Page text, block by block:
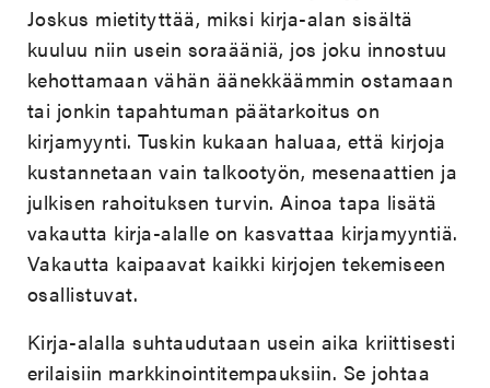
Joskus mietityttää, miksi kirja-alan sisältä
kuuluu niin usein soraääniä, jos joku innostuu
kehottamaan vähän äänekkäämmin ostamaan
tai jonkin tapahtuman päätarkoitus on
kirjamyynti. Tuskin kukaan haluaa, että kirjoja
kustannetaan vain talkootyön, mesenaattien ja
julkisen rahoituksen turvin. Ainoa tapa lisätä
vakautta kirja-alalle on kasvattaa kirjamyyntiä.
Vakautta kaipaavat kaikki kirjojen tekemiseen
osallistuvat.
Kirja-alalla suhtaudutaan usein aika kriittisesti
erilaisiin markkinointitempauksiin. Se johtaa